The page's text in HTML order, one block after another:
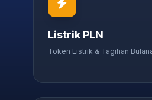
Listrik PLN
Token Listrik & Tagihan